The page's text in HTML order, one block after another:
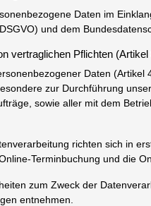
Daten im
und dem
vertraglichen Pflichten
Daten
zur Durchführung
sowie aller mit dem
richten sich in
Terminbuchung und die
zum Zweck der
entnehmen.